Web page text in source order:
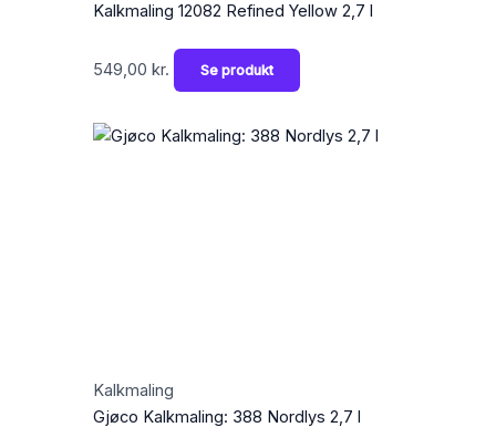
Kalkmaling 12082 Refined Yellow 2,7 l
549,00 kr. Se produkt
Kalkmaling
Gjøco Kalkmaling: 388 Nordlys 2,7 l